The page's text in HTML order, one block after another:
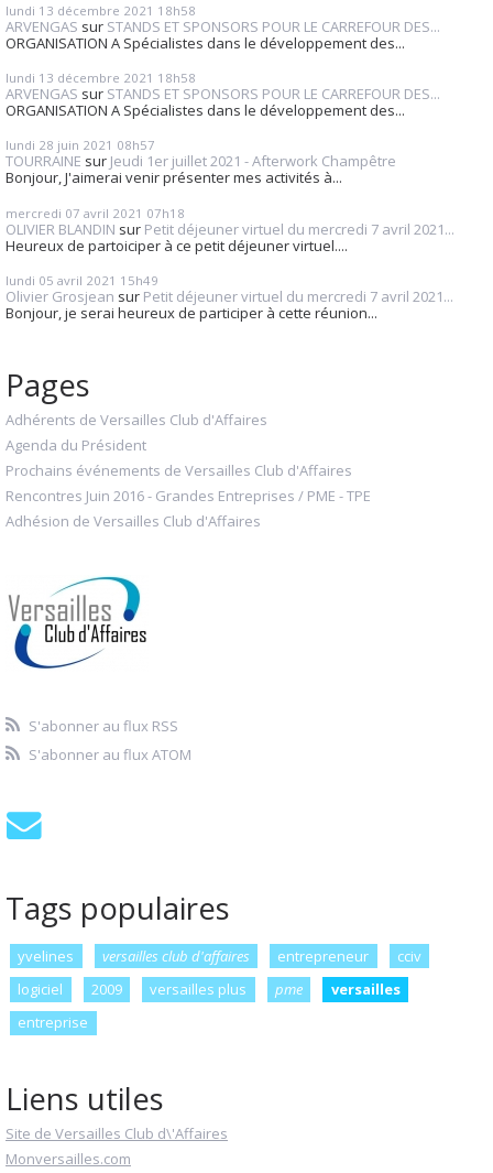
lundi 13 décembre 2021 18h58
ARVENGAS sur STANDS ET SPONSORS POUR LE CARREFOUR DES...
ORGANISATION A Spécialistes dans le développement des...
lundi 13 décembre 2021 18h58
ARVENGAS sur STANDS ET SPONSORS POUR LE CARREFOUR DES...
ORGANISATION A Spécialistes dans le développement des...
lundi 28 juin 2021 08h57
TOURRAINE sur Jeudi 1er juillet 2021 - Afterwork Champêtre
Bonjour, J'aimerai venir présenter mes activités à...
mercredi 07 avril 2021 07h18
OLIVIER BLANDIN sur Petit déjeuner virtuel du mercredi 7 avril 2021...
Heureux de partoiciper à ce petit déjeuner virtuel....
lundi 05 avril 2021 15h49
Olivier Grosjean sur Petit déjeuner virtuel du mercredi 7 avril 2021...
Bonjour, je serai heureux de participer à cette réunion...
Pages
Adhérents de Versailles Club d'Affaires
Agenda du Président
Prochains événements de Versailles Club d'Affaires
Rencontres Juin 2016 - Grandes Entreprises / PME - TPE
Adhésion de Versailles Club d'Affaires
S'abonner au flux RSS
S'abonner au flux ATOM
Tags populaires
yvelines versailles club d'affaires entrepreneur
cciv
logiciel
2009 versailles plus pme
versailles
entreprise
Liens utiles
Site de Versailles Club d\'Affaires
Monversailles.com